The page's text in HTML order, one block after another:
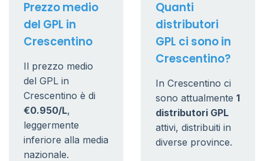
Prezzo medio
del GPL in
Crescentino
Il prezzo medio
del GPL in
Crescentino è di
€0.950/L,
leggermente
inferiore alla media
nazionale.
Quanti
distributori
GPL ci sono in
Crescentino?
In Crescentino ci
sono attualmente 1
distributori GPL
attivi, distribuiti in
diverse province.